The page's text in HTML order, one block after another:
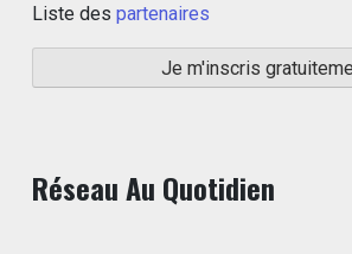
Liste des partenaires
Réseau Au Quotidien